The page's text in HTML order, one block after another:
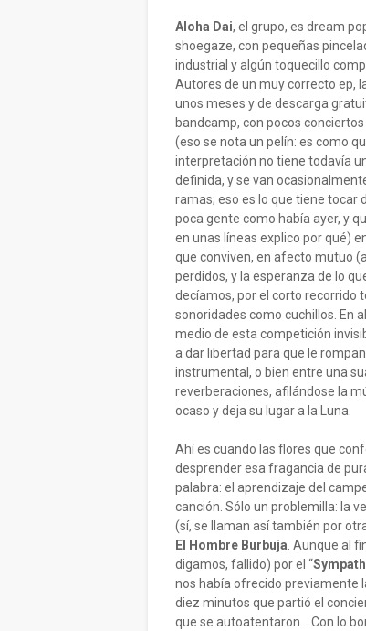
Aloha Dai, el grupo, es dream
shoegaze, con pequeñas
industrial y algún toquecillo
Autores de un muy correcto ep,
unos meses y de descarga
bandcamp, con pocos
(eso se nota un pelín: es como
interpretación no tiene todavía
definida, y se van
ramas; eso es lo que tiene tocar
poca gente como había ayer, y
en unas líneas explico por qué)
que conviven, en afecto mutuo
perdidos, y la esperanza de lo
decíamos, por el corto recorrido
sonoridades como cuchillos. En
medio de esta competición
a dar libertad para que le
instrumental, o bien entre una
reverberaciones, afilándose la
ocaso y deja su lugar a la Luna.
Ahí es cuando las flores que
desprender esa fragancia de
palabra: el aprendizaje del
canción. Sólo un problemilla: la
(sí, se llaman así también por
El Hombre Burbuja . Aunque al
digamos, fallido) por el “
nos había ofrecido previamente
diez minutos que partió el
que se autoatentaron... Con lo